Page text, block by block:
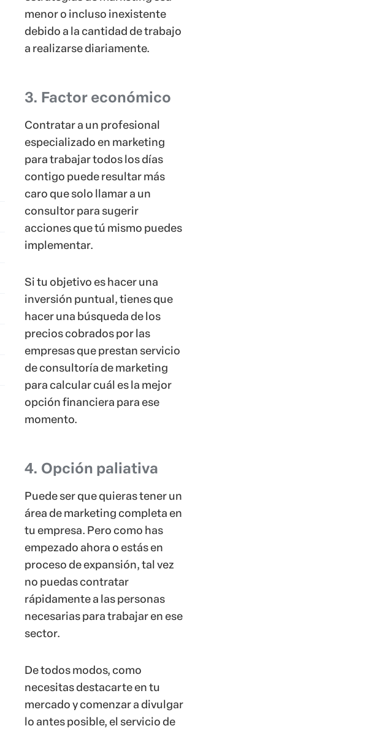
menor o incluso inexistente
debido a la cantidad de trabajo
a realizarse diariamente.
3. Factor económico
Contratar a un profesional
especializado en marketing
para trabajar todos los días
contigo puede resultar más
caro que solo llamar a un
consultor para sugerir
acciones que tú mismo puedes
implementar.
Si tu objetivo es hacer una
inversión puntual, tienes que
hacer una búsqueda de los
precios cobrados por las
empresas que prestan servicio
de consultoría de marketing
para calcular cuál es la mejor
opción financiera para ese
momento.
4. Opción paliativa
Puede ser que quieras tener un
área de marketing completa en
tu empresa. Pero como has
empezado ahora o estás en
proceso de expansión, tal vez
no puedas contratar
rápidamente a las personas
necesarias para trabajar en ese
sector.
De todos modos, como
necesitas destacarte en tu
mercado y comenzar a divulgar
lo antes posible, el servicio de